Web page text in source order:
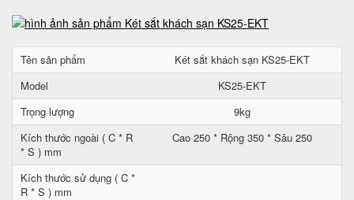
Tên sản phẩm
Két sắt khách sạn KS25-EKT
Model
KS25-EKT
Trọng lượng
9kg
Kích thước ngoài ( C * R
* S ) mm
Cao 250 * Rộng 350 * Sâu 250
Kích thước sử dụng ( C *
R * S ) mm